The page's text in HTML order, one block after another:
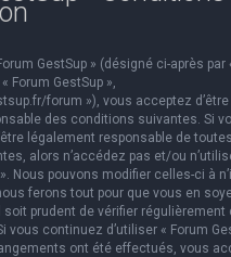
GestSup » (désigné ci-après par
Forum GestSup »,
forum »), vous acceptez d’être
des conditions suivantes. Si
légalement responsable de
alors n’accédez pas et/ou
Nous pouvons modifier celles-ci à
ferons tout pour que vous en
soit prudent de vérifier régulièrement
vous continuez d’utiliser « Forum
ont été effectués, vous